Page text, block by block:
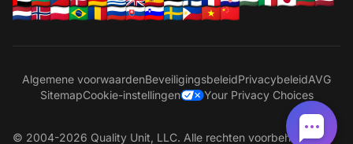
Algemene voorwaardenBeveiligingsbeleidPrivacybeleidAVG
SitemapCookie-instellingen Your Privacy Choices
© 2004-2026 Quality Unit, LLC. Alle rechten voorbehouden.